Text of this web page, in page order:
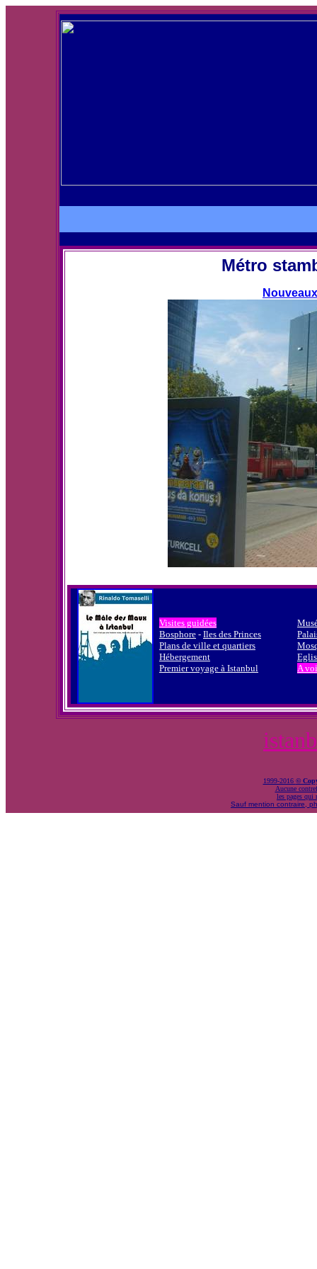
Métro
Visites guidées
Bosphore - Iles des Princes
Plans de ville et quartiers
Hébergement
Premier voyage à Istanbul
A
1999-2016 ©
Aucune
les pages qui
Sauf mention contraire,